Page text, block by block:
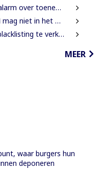
en overlast door vreemdelingen
het gedrang komen
te verkleinen
MEER
waar burgers hun
deponeren